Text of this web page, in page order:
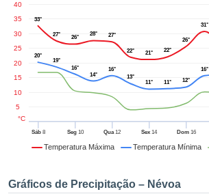
a este
das
e
forma
digital
Temperatura Máxima Temperatura Mínima
Sáb8 Seg10 Qua12 Sex 14 Dom16
5
10
15
20
25
30
35
40
°C
33°
27° 26°
28° 27°
22° 21° 22°
26°
31°
20°
19°
16°
14°
16°
13°
11°
11° 12°
16°
Gráficos de Precipitação – Névoa